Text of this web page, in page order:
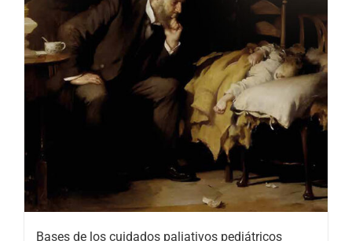
Bases de los cuidados paliativos pediátricos